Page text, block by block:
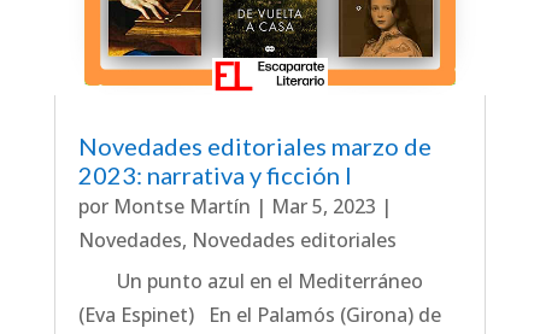
Novedades editoriales marzo de
2023: narrativa y ficción I
por Montse Martín | Mar 5, 2023 |
Novedades, Novedades editoriales
Un punto azul en el Mediterráneo
(Eva Espinet) En el Palamós (Girona) de